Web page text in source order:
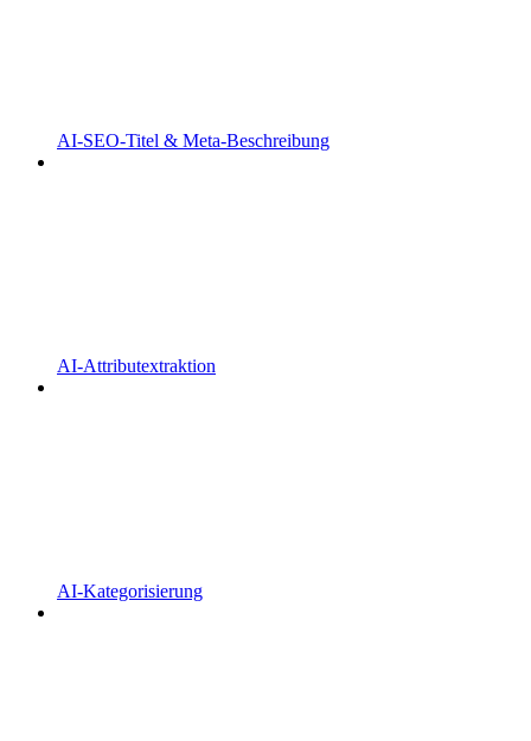
AI-SEO-Titel & Meta-Beschreibung
AI-Attributextraktion
AI-Kategorisierung